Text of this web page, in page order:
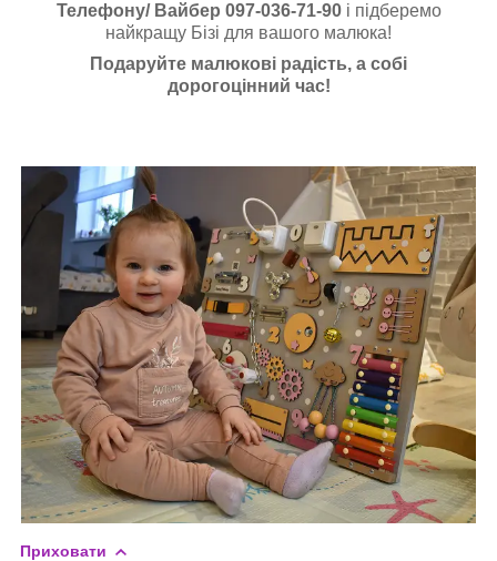
Телефону/ Вайбер 097-036-71-90 і підберемо
найкращу Бізі для вашого малюка!
Подаруйте малюкові радість, а собі
дорогоцінний час!
Приховати